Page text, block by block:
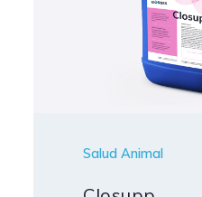
Salud Animal